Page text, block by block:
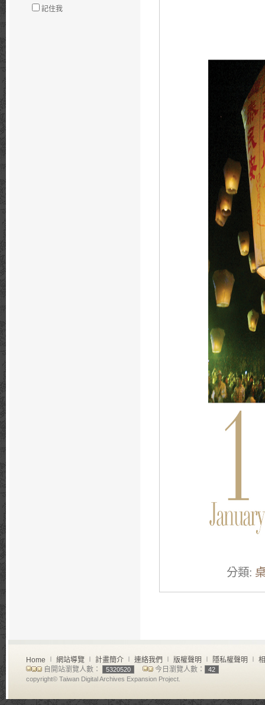
記住我
分類:
Home ∣ 網站導覽 ∣ 計畫簡介 ∣ 連絡我們 ∣ 版權聲明 ∣ 隱私權聲明 ∣
自開站瀏覽人數：
5320520 今日瀏覽人數：
42
copyright© Taiwan Digital Archives Expansion Project.